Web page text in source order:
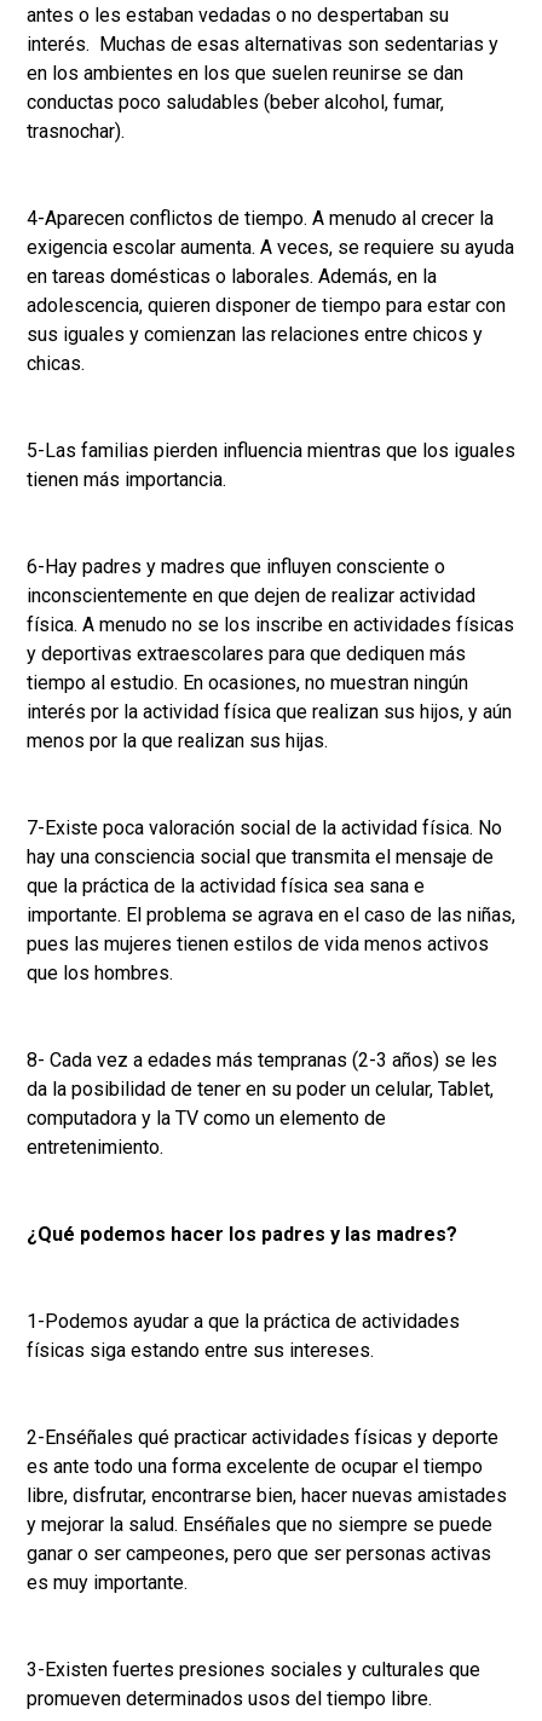
antes o les estaban vedadas o no despertaban su
interés. Muchas de esas alternativas son sedentarias y
en los ambientes en los que suelen reunirse se dan
conductas poco saludables (beber alcohol, fumar,
trasnochar).
4-Aparecen conflictos de tiempo. A menudo al crecer la
exigencia escolar aumenta. A veces, se requiere su ayuda
en tareas domésticas o laborales. Además, en la
adolescencia, quieren disponer de tiempo para estar con
sus iguales y comienzan las relaciones entre chicos y
chicas.
5-Las familias pierden influencia mientras que los iguales
tienen más importancia.
6-Hay padres y madres que influyen consciente o
inconscientemente en que dejen de realizar actividad
física. A menudo no se los inscribe en actividades físicas
y deportivas extraescolares para que dediquen más
tiempo al estudio. En ocasiones, no muestran ningún
interés por la actividad física que realizan sus hijos, y aún
menos por la que realizan sus hijas.
7-Existe poca valoración social de la actividad física. No
hay una consciencia social que transmita el mensaje de
que la práctica de la actividad física sea sana e
importante. El problema se agrava en el caso de las niñas,
pues las mujeres tienen estilos de vida menos activos
que los hombres.
8- Cada vez a edades más tempranas (2-3 años) se les
da la posibilidad de tener en su poder un celular, Tablet,
computadora y la TV como un elemento de
entretenimiento.
¿Qué podemos hacer los padres y las madres?
1-Podemos ayudar a que la práctica de actividades
físicas siga estando entre sus intereses.
2-Enséñales qué practicar actividades físicas y deporte
es ante todo una forma excelente de ocupar el tiempo
libre, disfrutar, encontrarse bien, hacer nuevas amistades
y mejorar la salud. Enséñales que no siempre se puede
ganar o ser campeones, pero que ser personas activas
es muy importante.
3-Existen fuertes presiones sociales y culturales que
promueven determinados usos del tiempo libre.